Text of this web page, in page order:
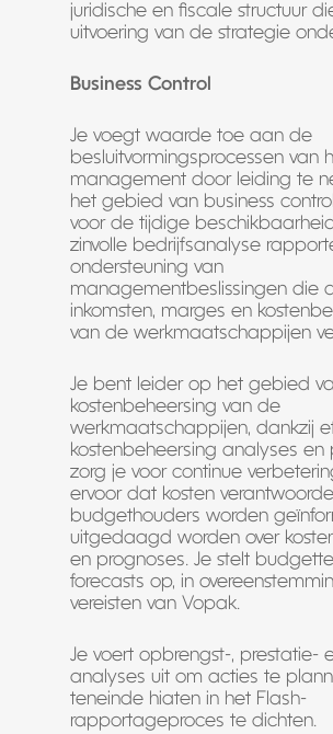
juridische en fiscale structuur
uitvoering van de strategie
Business Control
Je voegt waarde toe aan de
besluitvormingsprocessen van
management door leiding te
het gebied van business
voor de tijdige
zinvolle bedrijfsanalyse
ondersteuning van
managementbeslissingen die
inkomsten, marges en
van de werkmaatschappijen
Je bent leider op het gebied
kostenbeheersing van de
werkmaatschappijen, dankzij
kostenbeheersing analyses en
zorg je voor continue
ervoor dat kosten
budgethouders worden
uitgedaagd worden over
en prognoses. Je stelt
forecasts op, in
vereisten van Vopak.
Je voert opbrengst-, prestatie-
analyses uit om acties te
teneinde hiaten in het Flash-
rapportageproces te dichten.